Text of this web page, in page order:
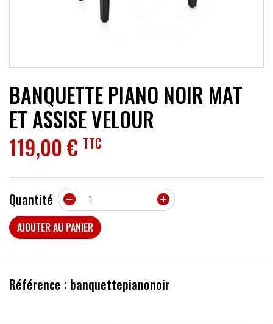
BANQUETTE PIANO NOIR MAT
ET ASSISE VELOUR
119,00 € TTC
Quantité 

AJOUTER AU PANIER
Référence : banquettepianonoir
PROMOTIONS